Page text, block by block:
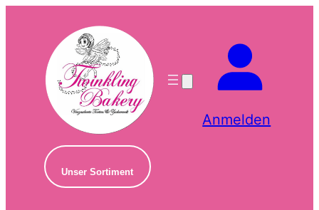
Anmelden
Unser Sortiment